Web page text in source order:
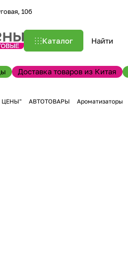
10б
Каталог
Доставка товаров из Китая
ЦЕНЫ" АВТОТОВАРЫ Ароматизаторы